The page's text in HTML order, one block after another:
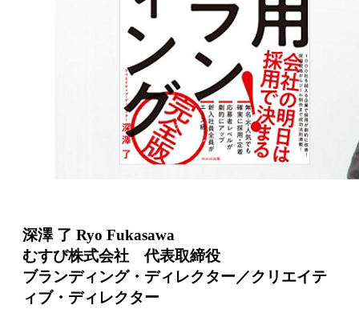
深澤 了 Ryo Fukasawa
むすび株式会社 代表取締役
ブランディング・ディレクター／クリエイテ
ィブ・ディレクター